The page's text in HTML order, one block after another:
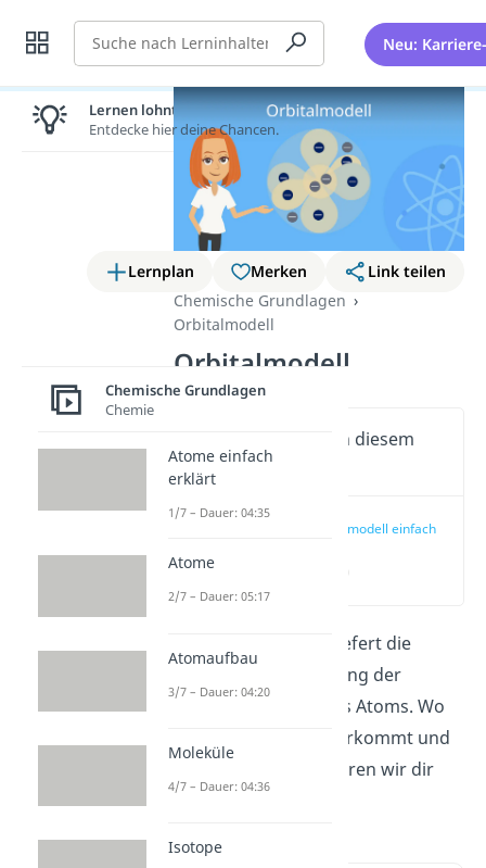
Suche Neu:
Lernplan Merken
Link teilen
Chemische Grundlagen
Orbitalmodell
Orbitalmodell
Wichtige Inhalte in diesem
Video
Orbitalmodell einfach
(00:16)
liefert die
genauste Beschreibung der
Elektronenhülle eines Atoms. Wo
das Orbitalmodell herkommt und
wie du es nutzt, erklären wir dir
hier oder im
Lernen lohnt sich!
Entdecke hier deine Chancen.
Chemische Grundlagen
Chemie
Atome einfach
erklärt
1/7 – Dauer: 04:35
Atome
2/7 – Dauer: 05:17
Atomaufbau
3/7 – Dauer: 04:20
Moleküle
4/7 – Dauer: 04:36
Isotope